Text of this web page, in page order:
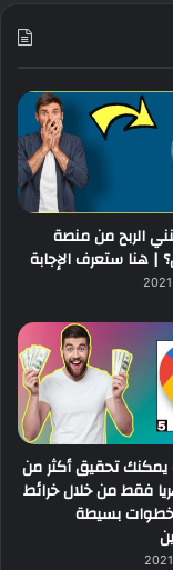
الربح من منصة
| هنا ستعرف الإجابة
تحقيق أكثر من
فقط من خلال خرائط
بسيطة